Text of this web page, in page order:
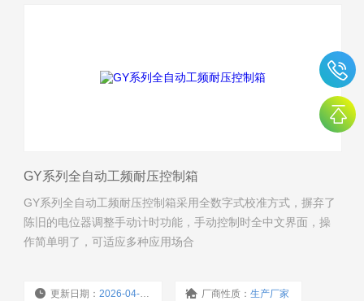
GY系列全自动工频耐压控制箱
GY系列全自动工频耐压控制箱采用全数字式校准方式，摒弃了
陈旧的电位器调整手动计时功能，手动控制时全中文界面，操
作简单明了，可适应多种应用场合
更新日期：2026-04-23 厂商性质：生产厂家